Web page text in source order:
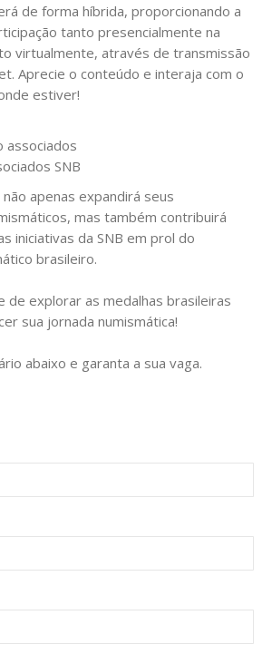
de forma híbrida, proporcionando a
tanto presencialmente na
virtualmente, através de transmissão
Aprecie o conteúdo e interaja com o
estiver!
associados
SNB
apenas expandirá seus
mas também contribuirá
iniciativas da SNB em prol do
brasileiro.
de explorar as medalhas brasileiras
sua jornada numismática!
abaixo e garanta a sua vaga.